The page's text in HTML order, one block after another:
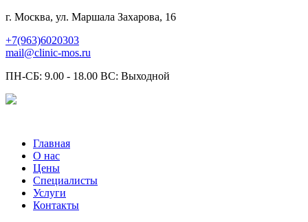
г. Москва, ул. Маршала Захарова, 16
+7(963)6020303
mail@clinic-mos.ru
ПН-СБ: 9.00 - 18.00 ВС: Выходной
Главная
О нас
Цены
Специалисты
Услуги
Контакты